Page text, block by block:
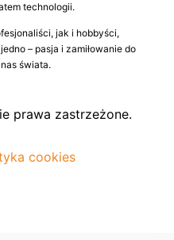
technologii.
jak i hobbyści,
– pasja i zamiłowanie do
świata.
prawa zastrzeżone.
cookies